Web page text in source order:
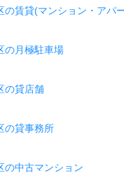
の賃貸(マンション・アパ
の月極駐車場
の貸店舗
の貸事務所
の中古マンション